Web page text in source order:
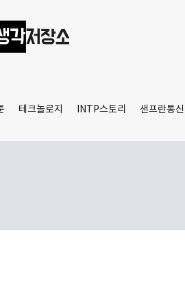
테크놀로지 INTP스토리 샌프란통신